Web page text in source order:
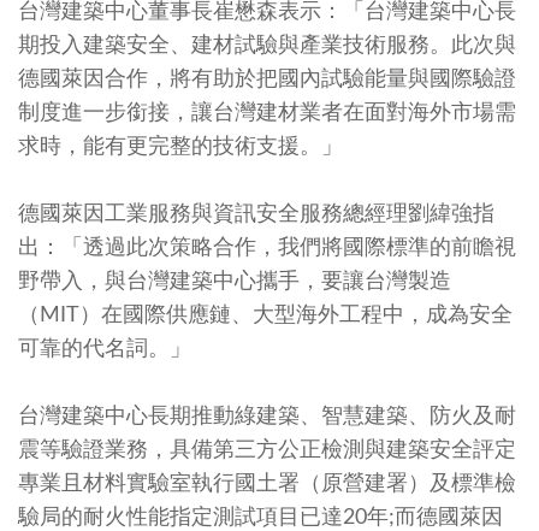
台灣建築中心董事長崔懋森表示：「台灣建築中心長
期投入建築安全、建材試驗與產業技術服務。此次與
德國萊因合作，將有助於把國內試驗能量與國際驗證
制度進一步銜接，讓台灣建材業者在面對海外市場需
求時，能有更完整的技術支援。」
德國萊因工業服務與資訊安全服務總經理劉緯強指
出：「透過此次策略合作，我們將國際標準的前瞻視
野帶入，與台灣建築中心攜手，要讓台灣製造
（MIT）在國際供應鏈、大型海外工程中，成為安全
可靠的代名詞。」
台灣建築中心長期推動綠建築、智慧建築、防火及耐
震等驗證業務，具備第三方公正檢測與建築安全評定
專業且材料實驗室執行國土署（原營建署）及標準檢
驗局的耐火性能指定測試項目已達20年;而德國萊因